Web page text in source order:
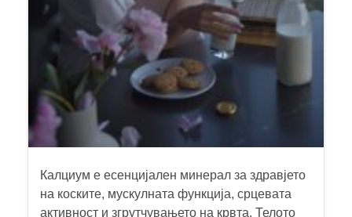
Калциум е есенцијален минерал за здравјето
на коските, мускулната функција, срцевата
активност и згрутчувањето на крвта. Телото